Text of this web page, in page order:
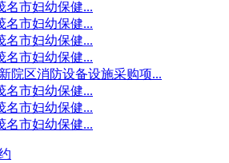
名市妇幼保健...
名市妇幼保健...
名市妇幼保健...
名市妇幼保健...
院区消防设备设施采购项...
名市妇幼保健...
名市妇幼保健...
名市妇幼保健...